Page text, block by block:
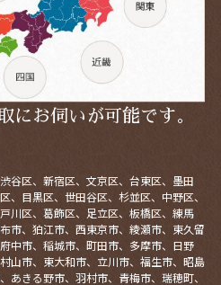
にお伺いが可能です。
谷区、新宿区、文京区、台東区、墨田
、目黒区、世田谷区、杉並区、中野区、
川区、葛飾区、足立区、板橋区、練馬
市、狛江市、西東京市、綾瀬市、東久留
中市、稲城市、町田市、多摩市、日野
山市、東大和市、立川市、福生市、昭島
あきる野市、羽村市、青梅市、瑞穂町、